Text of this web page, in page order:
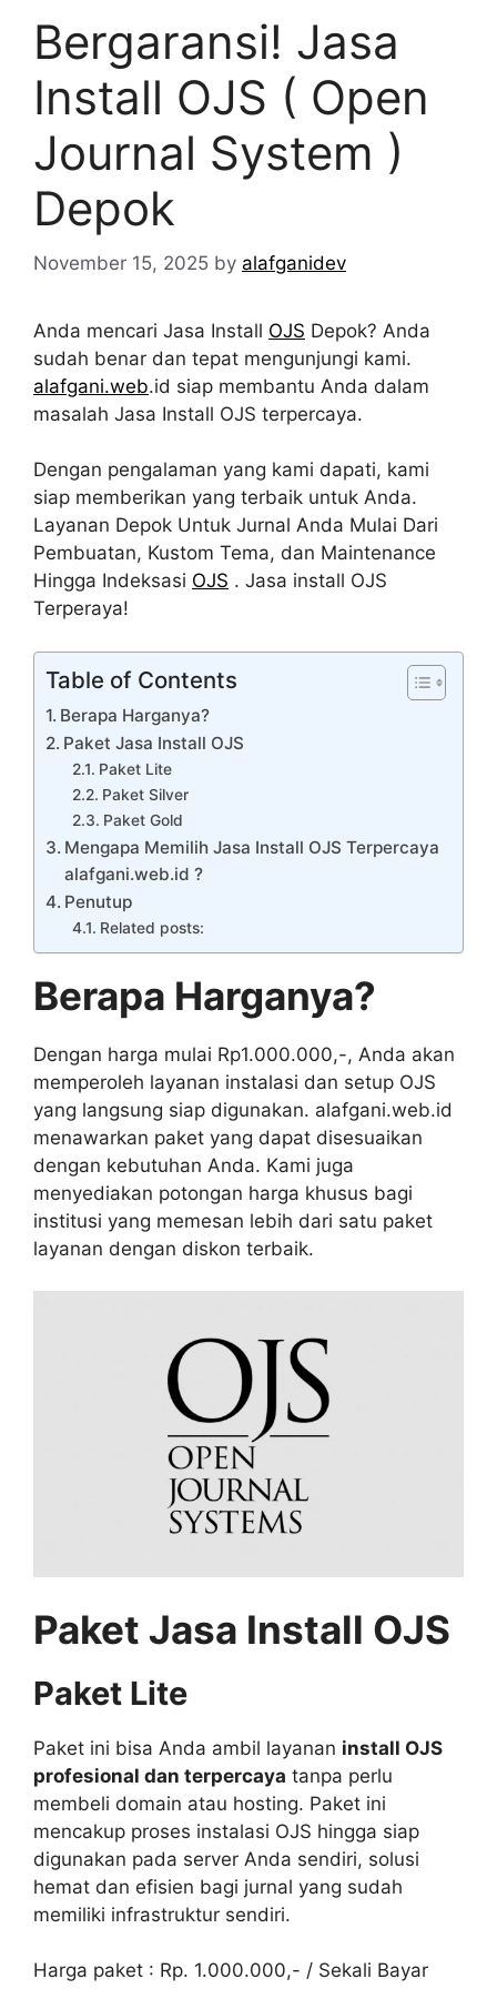
Bergaransi! Jasa
Install OJS ( Open
Journal System )
Depok
November 15, 2025 by alafganidev
Anda mencari Jasa Install OJS Depok? Anda
sudah benar dan tepat mengunjungi kami.
alafgani.web.id siap membantu Anda dalam
masalah Jasa Install OJS terpercaya.
Dengan pengalaman yang kami dapati, kami
siap memberikan yang terbaik untuk Anda.
Layanan Depok Untuk Jurnal Anda Mulai Dari
Pembuatan, Kustom Tema, dan Maintenance
Hingga Indeksasi OJS . Jasa install OJS
Terperaya!
Table of Contents
Berapa Harganya?
Paket Jasa Install OJS
Paket Lite
Paket Silver
Paket Gold
Mengapa Memilih Jasa Install OJS Terpercaya
alafgani.web.id ?
Penutup
Related posts:
Berapa Harganya?
Dengan harga mulai Rp1.000.000,-, Anda akan
memperoleh layanan instalasi dan setup OJS
yang langsung siap digunakan. alafgani.web.id
menawarkan paket yang dapat disesuaikan
dengan kebutuhan Anda. Kami juga
menyediakan potongan harga khusus bagi
institusi yang memesan lebih dari satu paket
layanan dengan diskon terbaik.
Paket Jasa Install OJS
Paket Lite
Paket ini bisa Anda ambil layanan install OJS
profesional dan terpercaya tanpa perlu
membeli domain atau hosting. Paket ini
mencakup proses instalasi OJS hingga siap
digunakan pada server Anda sendiri, solusi
hemat dan efisien bagi jurnal yang sudah
memiliki infrastruktur sendiri.
Harga paket : Rp. 1.000.000,- / Sekali Bayar